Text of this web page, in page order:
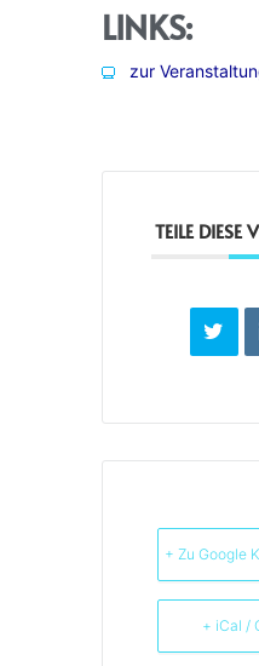
LINKS:
zur
TEILE DIESE
+ Zu Google
+ iCal /